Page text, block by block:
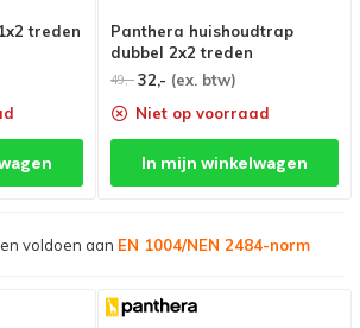
treden
Panthera huishoudtrap
dubbel 2x2 treden
49,- 32,- (ex. btw)
Niet op voorraad
In mijn winkelwagen
voldoen aan EN 1004/NEN 2484-norm